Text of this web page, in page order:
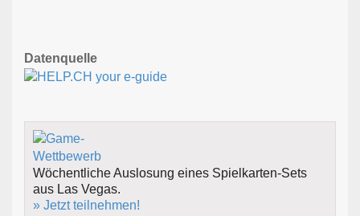
Datenquelle
Wöchentliche Auslosung eines Spielkarten-Sets
aus Las Vegas.
» Jetzt teilnehmen!